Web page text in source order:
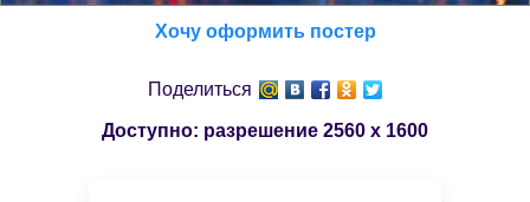
Хочу оформить постер
Поделиться
Доступно: разрешение 2560 x 1600